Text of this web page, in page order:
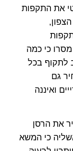
את התקפות
מסרו כי כמה
לתקוף בכל
גם
ואיננה
את הרסן
כי המשא